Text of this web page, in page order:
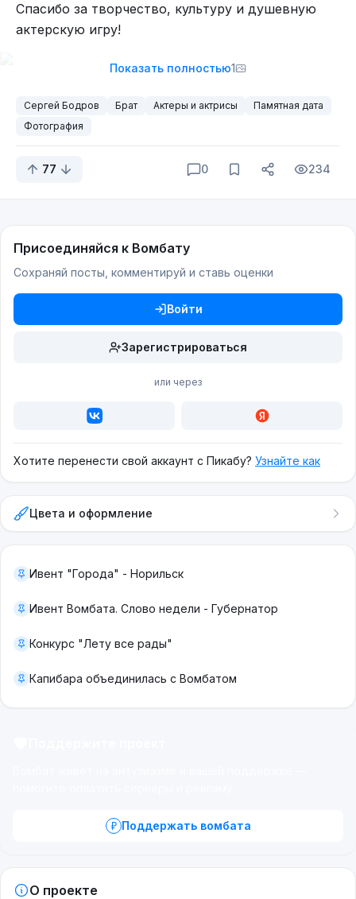
Спасибо за творчество, культуру и душевную
актерскую игру!
Показать полностью1
Сергей Бодров Брат Актеры и актрисы
Памятная дата
Фотография
77 0 234
Присоединяйся к Вомбату
Сохраняй посты, комментируй и ставь оценки
Войти
Зарегистрироваться
или через
Хотите перенести свой аккаунт с Пикабу? Узнайте как
Цвета и оформление
Ивент "Города" - Норильск
Ивент Вомбата. Слово недели - Губернатор
Конкурс "Лету все рады"
Капибара объединилась с Вомбатом
Поддержать вомбата
О проекте